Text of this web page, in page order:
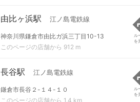
由比ヶ浜駅 江ノ島電鉄線
神奈川県鎌倉市由比ガ浜三丁目10-13
このページの店舗から 912 m
ル
を
長谷駅 江ノ島電鉄線
鎌倉市長谷２-１４-１０
このページの店舗から 1.4 km
ル
を